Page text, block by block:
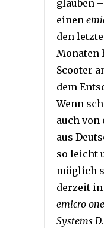
glauben
einen
den
Monaten
Scooter
dem
Wenn
auch
aus
so leicht
möglich
derzeit
emicro one
Systems D.